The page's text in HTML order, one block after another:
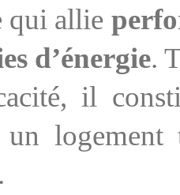
qui allie
d’énergie.
il
un